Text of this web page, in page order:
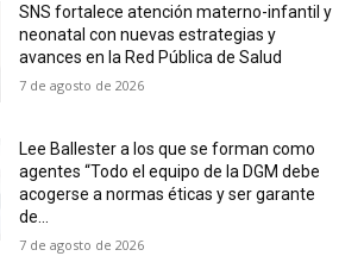
SNS fortalece atención materno-infantil y
neonatal con nuevas estrategias y
avances en la Red Pública de Salud
7 de agosto de 2026
Lee Ballester a los que se forman como
agentes “Todo el equipo de la DGM debe
acogerse a normas éticas y ser garante
de...
7 de agosto de 2026